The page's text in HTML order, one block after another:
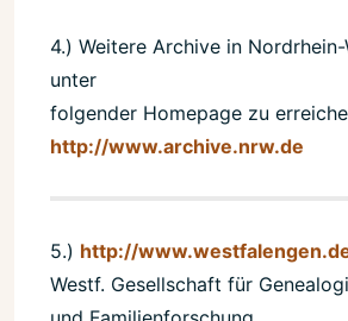
4.) Weitere Archive in
unter
folgender Homepage zu
http://www.archive.nrw.de
5.) http://
Westf. Gesellschaft für